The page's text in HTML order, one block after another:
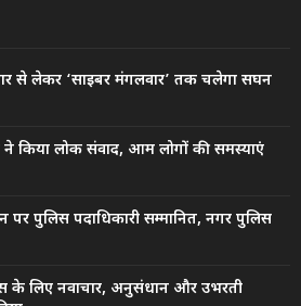
से लेकर ‘साइबर मंगलवार’ तक चलेगा सघन
किया लोक संवाद, आम लोगों की समस्याएं
पर पुलिस पदाधिकारी सम्मानित, नगर पुलिस
के लिए नवाचार, अनुसंधान और उभरती